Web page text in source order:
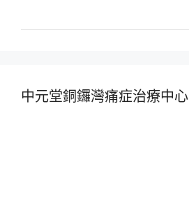
中元堂銅鑼灣痛症治療中心